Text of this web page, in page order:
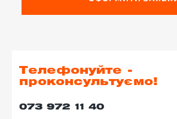
Телефонуйте -
проконсультуємо!
073 972 11 40